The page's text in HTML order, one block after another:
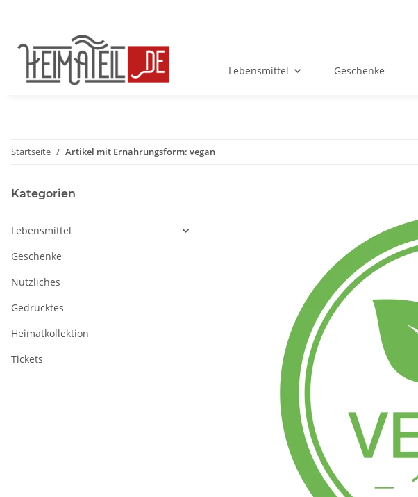
Lebensmittel Geschenke
Startseite Artikel mit Ernährungsform: vegan
Kategorien
Lebensmittel
Geschenke
Nützliches
Gedrucktes
Heimatkollektion
Tickets